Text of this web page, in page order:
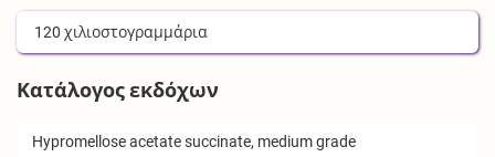
120 χιλιοστογραμμάρια
Κατάλογος εκδόχων
Hypromellose acetate succinate, medium grade